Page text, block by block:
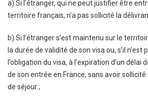
a) Si l’étranger, qui ne peut justifier être
territoire français, n’a pas sollicité la
b) Si l’étranger s’est maintenu sur le
la durée de validité de son visa ou, s’il n’est
l’obligation du visa, à l’expiration d’un
de son entrée en France, sans avoir sollicité
de séjour ;